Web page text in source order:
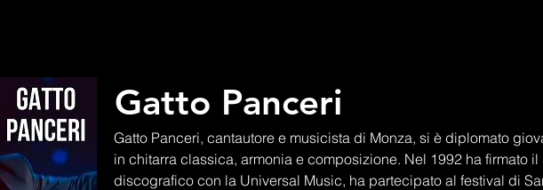
Gatto Panceri
Gatto Panceri, cantautore e musicista di Monza, si è diplomato
in chitarra classica, armonia e composizione. Nel 1992 ha firmato
discografico con la Universal Music, ha partecipato al festival di